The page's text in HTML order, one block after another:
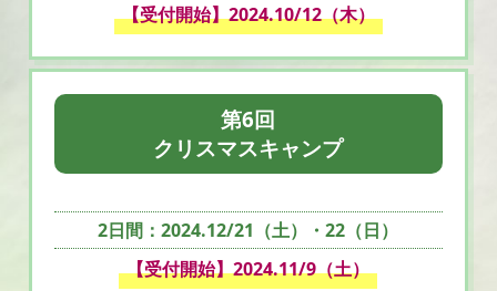
【受付開始】2024.10/12（木）
第6回
クリスマスキャンプ
2日間：2024.12/21（土）・22（日）
【受付開始】2024.11/9（土）